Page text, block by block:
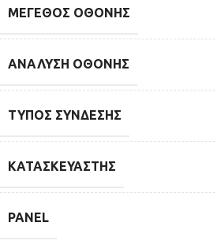
ΜΈΓΕΘΟΣ ΟΘΌΝΗΣ
ΑΝΆΛΥΣΗ ΟΘΌΝΗΣ
ΤΎΠΟΣ ΣΎΝΔΕΣΗΣ
ΚΑΤΑΣΚΕΥΑΣΤΉΣ
PANEL